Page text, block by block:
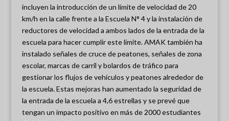
incluyen la introducción de un límite de velocidad de 20
km/h en la calle frente a la Escuela N° 4 y la instalación de
reductores de velocidad a ambos lados de la entrada de la
escuela para hacer cumplir este límite. AMAK también ha
instalado señales de cruce de peatones, señales de zona
escolar, marcas de carril y bolardos de tráfico para
gestionar los flujos de vehículos y peatones alrededor de
la escuela. Estas mejoras han aumentado la seguridad de
la entrada de la escuela a 4,6 estrellas y se prevé que
tengan un impacto positivo en más de 2000 estudiantes